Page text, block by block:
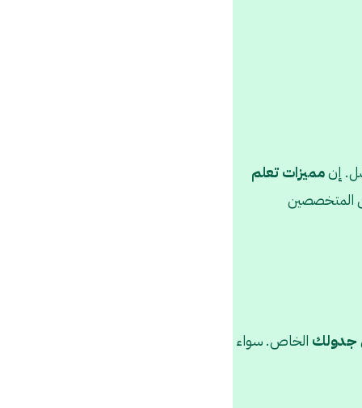
إنمميزات تعلم
المتخصصين
جدولك الخاص. سواء